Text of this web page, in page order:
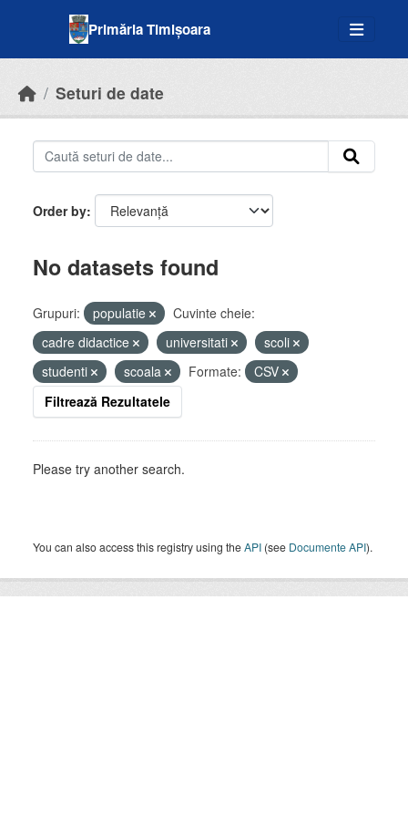
Primăria Timișoara
Seturi de date
Order by
No datasets found
Grupuri: populatie
Cuvinte cheie:
cadre didactice
universitati
scoli
studenti
scoala Formate:
CSV
Filtrează Rezultatele
Please try another search.
You can also access this registry using theAPI (see Documente API).